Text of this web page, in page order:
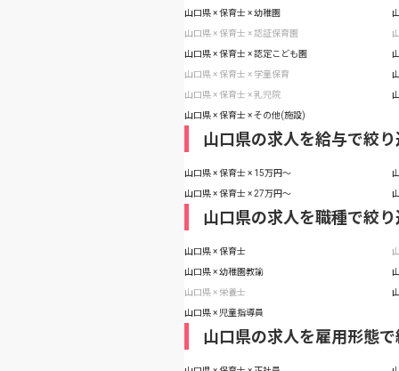
山口県 × 保育士 × 幼稚園
山口県 × 保育士 × 認証保育園
山口県 × 保育士 × 認定こども園
山口県 × 保育士 × 学童保育
山口県 × 保育士 × 乳児院
山口県 × 保育士 × その他(施設)
山口県の求人を給与で絞
山口県 × 保育士 × 15万円〜
山口県 × 保育士 × 27万円〜
山口県の求人を職種で絞
山口県 × 保育士
山口県 × 幼稚園教諭
山口県 × 栄養士
山口県 × 児童指導員
山口県の求人を雇用形態